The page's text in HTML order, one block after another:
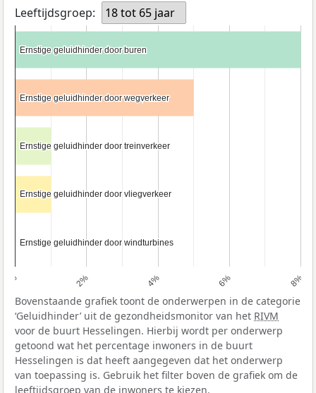
Leeftijdsgroep:
18 tot 65 jaar
0% 2% 4% 6% 8%
Ernstige geluidhinder door buren
Ernstige geluidhinder door buren
Ernstige geluidhinder door wegverkeer
Ernstige geluidhinder door wegverkeer
Ernstige geluidhinder door treinverkeer
Ernstige geluidhinder door treinverkeer
Ernstige geluidhinder door vliegverkeer
Ernstige geluidhinder door vliegverkeer
Ernstige geluidhinder door windturbines
Ernstige geluidhinder door windturbines
Bovenstaande grafiek toont de onderwerpen in de categorie
‘Geluidhinder’ uit de gezondheidsmonitor van het RIVM
voor de buurt Hesselingen. Hierbij wordt per onderwerp
getoond wat het percentage inwoners in de buurt
Hesselingen is dat heeft aangegeven dat het onderwerp
van toepassing is. Gebruik het filter boven de grafiek om de
leeftijdsgroep van de inwoners te kiezen.